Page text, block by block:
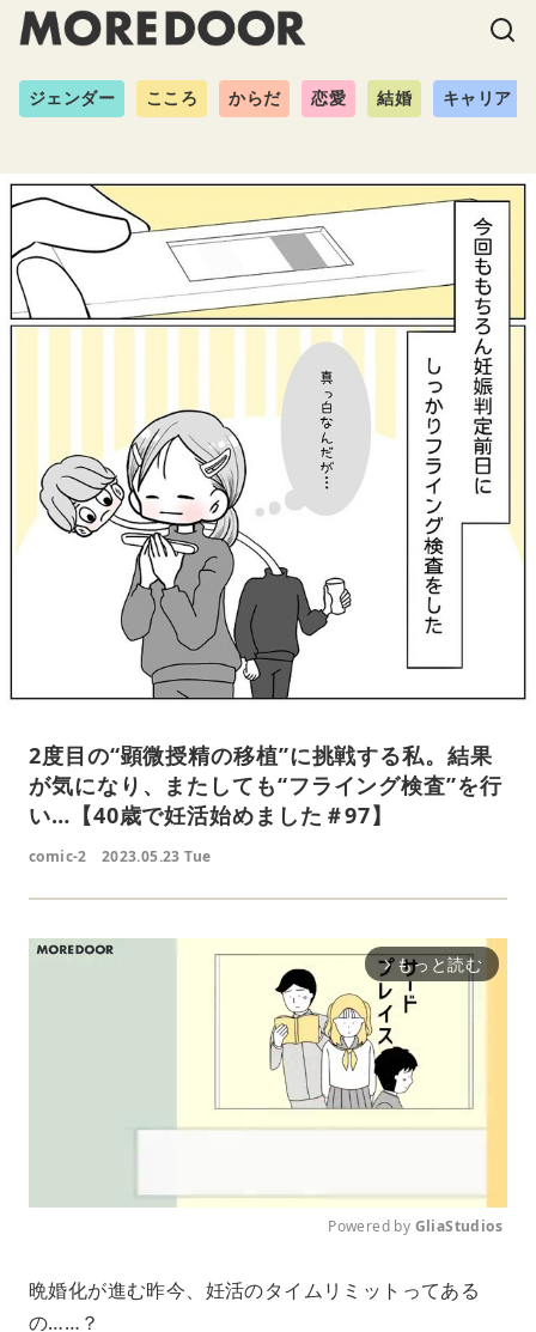
ジェンダー こころ からだ 恋愛 結婚 キャリア
2度目の“顕微授精の移植”に挑戦する私。結果
が気になり、またしても“フライング検査”を行
い…【40歳で妊活始めました＃97】
comic-2 2023.05.23 Tue
arrow_forward_ios もっと読む
u
Powered by GliaStudios
晩婚化が進む昨今、妊活のタイムリミットってある
の……？